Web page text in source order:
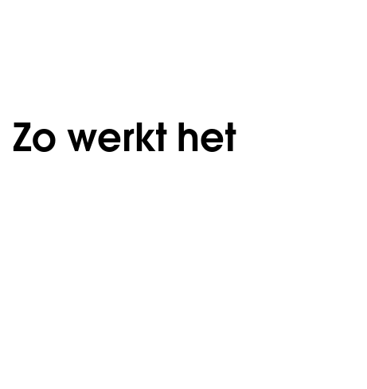
Zo werkt het